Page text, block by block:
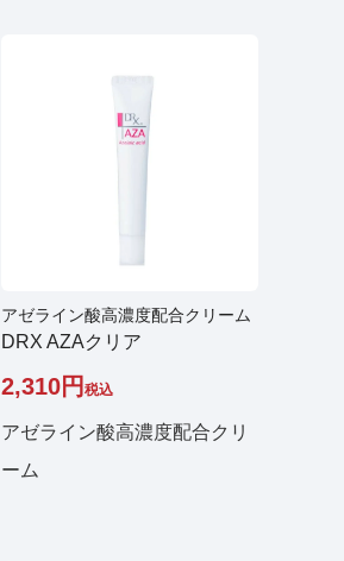
アゼライン酸高濃度配合クリーム
DRX AZAクリア
2,310 税込
アゼライン酸高濃度配合クリ
ーム